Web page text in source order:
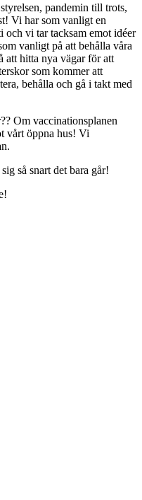
pandemin till trots,
Vi har som vanligt en
och vi tar tacksam emot idéer
vanligt på att behålla våra
att hitta nya vägar för att
som kommer att
behålla och gå i takt med
Om vaccinationsplanen
vårt öppna hus! Vi
så snart det bara går!